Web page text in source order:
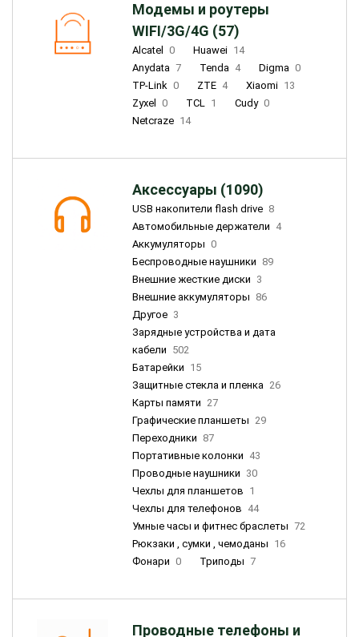
Модемы и роутеры
WIFI/3G/4G (57)
Alcatel 0 Huawei 14
Anydata 7 Tenda 4 Digma 0
TP-Link 0 ZTE 4 Xiaomi 13
Zyxel
0 TCL 1 Cudy 0
Netcraze 14
Аксессуары (1090)
USB накопители flash drive 8
Автомобильные держатели 4
Аккумуляторы 0
Беспроводные наушники 89
Внешние жесткие диски 3
Внешние аккумуляторы 86
Другое 3
Зарядные устройства и дата
кабели 502
Батарейки 15
Защитные стекла и пленка 26
Карты памяти 27
Графические планшеты 29
Переходники 87
Портативные колонки 43
Проводные наушники 30
Чехлы для планшетов 1
Чехлы для телефонов 44
Умные часы и фитнес браслеты 72
Рюкзаки , сумки , чемоданы 16
Фонари 0 Триподы 7
Проводные телефоны и